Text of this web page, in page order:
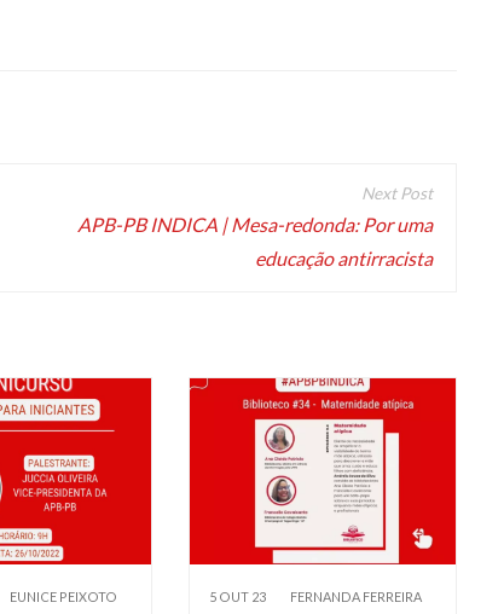
APB-PB INDICA | Mesa-redonda: Por uma
educação antirracista
EUNICE PEIXOTO 5 OUT 23 FERNANDA FERREIRA